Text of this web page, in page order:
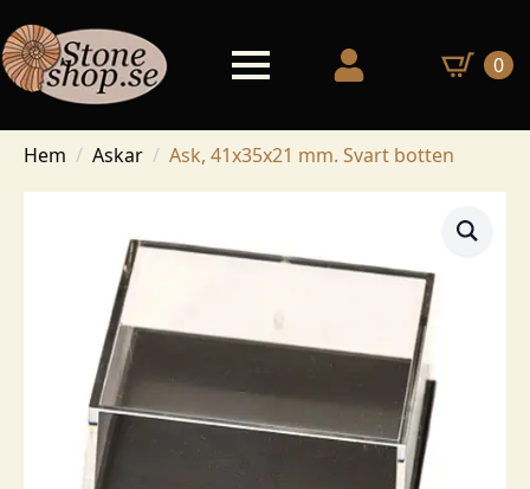
0
Hem Askar Ask, 41x35x21 mm. Svart botten